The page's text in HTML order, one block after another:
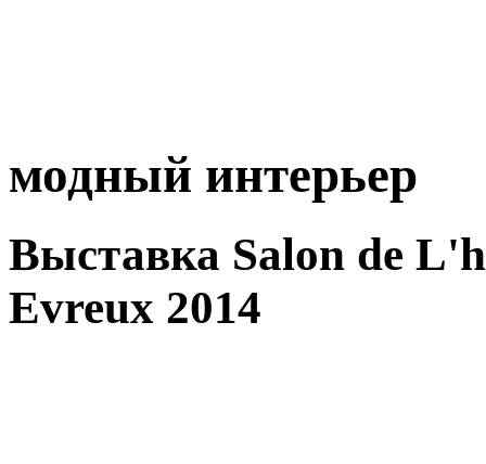
модный интерьер
Выставка Salon de
Evreux 2014